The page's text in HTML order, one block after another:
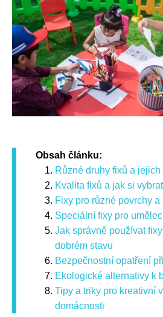
Obsah článku:
Různé druhy fixů a jejich
Kvalita fixů a jak si
Fixy pro různé povrchy a
Speciální fixy pro
Jak správně používat
dobrém stavu
Bezpečnostní opatření
Ekologické alternativy k
Tipy a triky pro kreativní
domácnosti